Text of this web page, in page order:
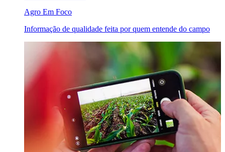
Agro Em Foco
Informação de qualidade feita por quem entende do campo